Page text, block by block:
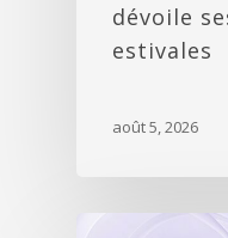
dévoile
estivales
août 5, 2026